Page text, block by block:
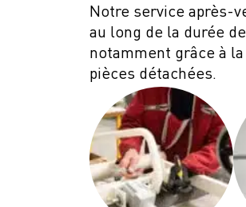
Notre service après-
au long de la durée
notamment grâce à
pièces détachées.